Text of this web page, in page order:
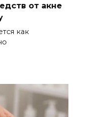
от акне
как